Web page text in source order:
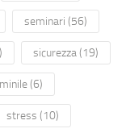
seminari (56)
sicurezza (19)
(6)
stress (10)